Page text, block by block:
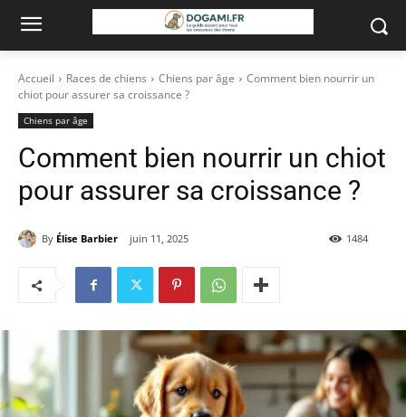
Accueil Races de chiens Chiens par âge
Comment bien nourrir un
chiot pour assurer sa croissance ?
Chiens par âge
Comment bien nourrir un chiot
pour assurer sa croissance ?
By Élise Barbier juin 11, 2025 1484